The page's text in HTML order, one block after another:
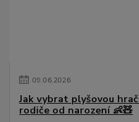
09.06.2026
Jak vybrat plyšovou
rodiče od narození 👶🧸